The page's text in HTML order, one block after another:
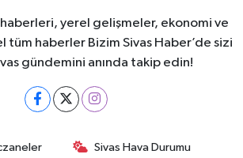
haberleri, yerel gelişmeler, ekonomi ve
tüm haberler Bizim Sivas Haber’de sizi
gündemini anında takip edin!
Sivas Hava Durumu